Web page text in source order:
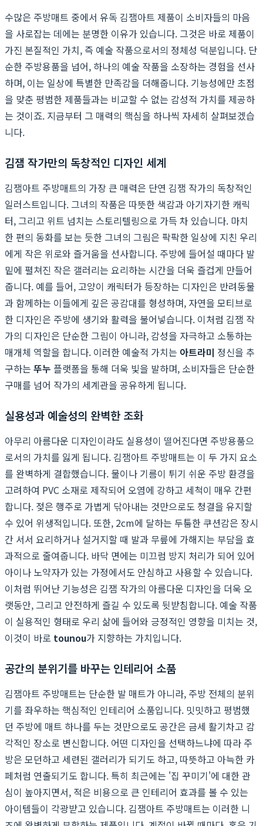
수많은 주방매트 중에서 유독 김잼아트 제품이 소비자들의 마음
을 사로잡는 데에는 분명한 이유가 있습니다. 그것은 바로 제품이
가진 본질적인 가치, 즉 예술 작품으로서의 정체성 덕분입니다. 단
순한 주방용품을 넘어, 하나의 예술 작품을 소장하는 경험을 선사
하며, 이는 일상에 특별한 만족감을 더해줍니다. 기능성에만 초점
을 맞춘 평범한 제품들과는 비교할 수 없는 감성적 가치를 제공하
는 것이죠. 지금부터 그 매력의 핵심을 하나씩 자세히 살펴보겠습
니다.
김잼 작가만의 독창적인 디자인 세계
김잼아트 주방매트의 가장 큰 매력은 단연 김잼 작가의 독창적인
일러스트입니다. 그녀의 작품은 따뜻한 색감과 아기자기한 캐릭
터, 그리고 위트 넘치는 스토리텔링으로 가득 차 있습니다. 마치
한 편의 동화를 보는 듯한 그녀의 그림은 팍팍한 일상에 지친 우리
에게 작은 위로와 즐거움을 선사합니다. 주방에 들어설 때마다 발
밑에 펼쳐진 작은 갤러리는 요리하는 시간을 더욱 즐겁게 만들어
줍니다. 예를 들어, 고양이 캐릭터가 등장하는 디자인은 반려동물
과 함께하는 이들에게 깊은 공감대를 형성하며, 자연을 모티브로
한 디자인은 주방에 생기와 활력을 불어넣습니다. 이처럼 김잼 작
가의 디자인은 단순한 그림이 아니라, 감성을 자극하고 소통하는
매개체 역할을 합니다. 이러한 예술적 가치는 아트라미 정신을 추
구하는 뚜누 플랫폼을 통해 더욱 빛을 발하며, 소비자들은 단순한
구매를 넘어 작가의 세계관을 공유하게 됩니다.
실용성과 예술성의 완벽한 조화
아무리 아름다운 디자인이라도 실용성이 떨어진다면 주방용품으
로서의 가치를 잃게 됩니다. 김잼아트 주방매트는 이 두 가지 요소
를 완벽하게 결합했습니다. 물이나 기름이 튀기 쉬운 주방 환경을
고려하여 PVC 소재로 제작되어 오염에 강하고 세척이 매우 간편
합니다. 젖은 행주로 가볍게 닦아내는 것만으로도 청결을 유지할
수 있어 위생적입니다. 또한, 2cm에 달하는 두툼한 쿠션감은 장시
간 서서 요리하거나 설거지할 때 발과 무릎에 가해지는 부담을 효
과적으로 줄여줍니다. 바닥 면에는 미끄럼 방지 처리가 되어 있어
아이나 노약자가 있는 가정에서도 안심하고 사용할 수 있습니다.
이처럼 뛰어난 기능성은 김잼 작가의 아름다운 디자인을 더욱 오
랫동안, 그리고 안전하게 즐길 수 있도록 뒷받침합니다. 예술 작품
이 실용적인 형태로 우리 삶에 들어와 긍정적인 영향을 미치는 것,
이것이 바로 tounou가 지향하는 가치입니다.
공간의 분위기를 바꾸는 인테리어 소품
김잼아트 주방매트는 단순한 발 매트가 아니라, 주방 전체의 분위
기를 좌우하는 핵심적인 인테리어 소품입니다. 밋밋하고 평범했
던 주방에 매트 하나를 두는 것만으로도 공간은 금세 활기차고 감
각적인 장소로 변신합니다. 어떤 디자인을 선택하느냐에 따라 주
방은 모던하고 세련된 갤러리가 되기도 하고, 따뜻하고 아늑한 카
페처럼 연출되기도 합니다. 특히 최근에는 '집 꾸미기'에 대한 관
심이 높아지면서, 적은 비용으로 큰 인테리어 효과를 볼 수 있는
아이템들이 각광받고 있습니다. 김잼아트 주방매트는 이러한 니